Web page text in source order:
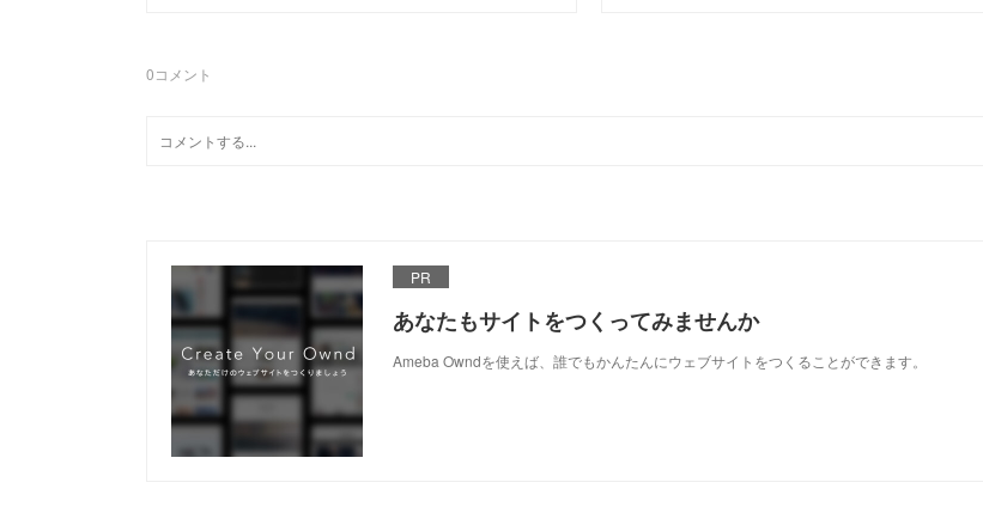
0コメント
PR
あなたもサイトをつくってみませんか
Ameba Owndを使えば、誰でもかんたんにウェブサイトをつくることができます。